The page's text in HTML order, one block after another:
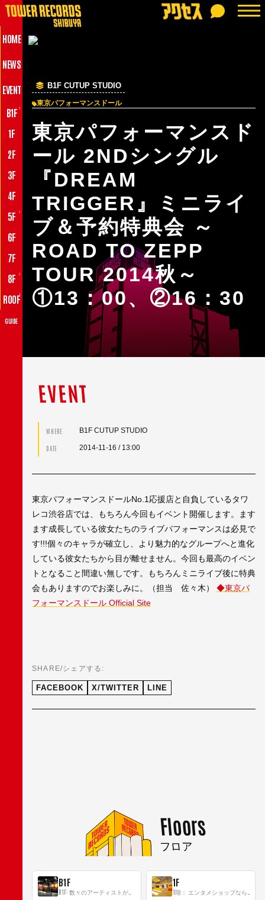
HOME
NEWS
EVENT
B1F ♪
1F
2F
3F
4F
5F
♪
6F
7F
8F
♪
ROOF♪
GUIDE
B1F CUTUP STUDIO
東京パフォーマンスドール
東京パフォーマンスド
ール 2NDシングル
『DREAM
TRIGGER』ミニライ
ブ＆予約特典会 ～
ROAD TO ZEPP
TOUR 2014秋～
①13：00、②16：30
EVENT
WHERE B1F CUTUP STUDIO
DATE 2014-11-16 / 13:00
東京パフォーマンスドールNo.1応援店と自負しているタワ
レコ渋谷店では、もちろん今回もイベント開催します。ます
ます成長している彼女たちのライブパフォーマンスは必見で
す!!!個々のキャラが確立し、より魅力的なグループへと進化
している彼女たちから目が離せません。今回も最高のイベン
トとなること間違い無しです。もちろんミニライブ後に特典
会もありますのでお楽しみに。（担当 佐々木） ◆東京パ
フォーマンスドール Official Site
SHARE/シェアする:
FACEBOOK X/TWITTER LINE
Floors
フロア
B1F 1F